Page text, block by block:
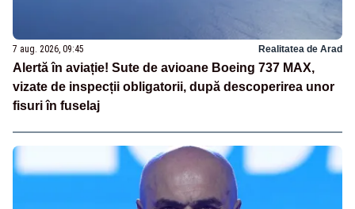
7 aug. 2026, 09:45 Realitatea de Arad
Alertă în aviație! Sute de avioane Boeing 737 MAX,
vizate de inspecții obligatorii, după descoperirea unor
fisuri în fuselaj